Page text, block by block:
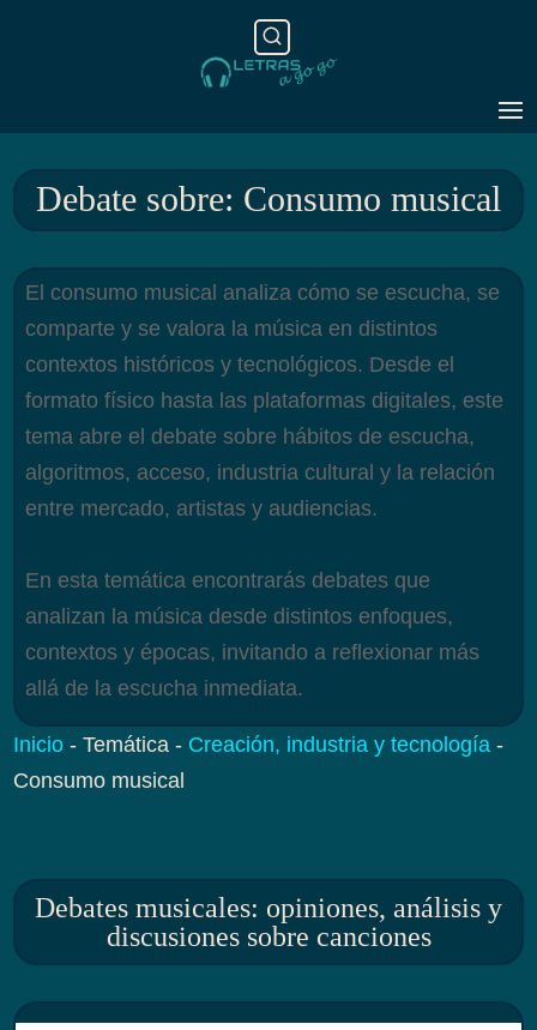
Debate sobre: Consumo musical
El consumo musical analiza cómo se escucha, se
comparte y se valora la música en distintos
contextos históricos y tecnológicos. Desde el
formato físico hasta las plataformas digitales, este
tema abre el debate sobre hábitos de escucha,
algoritmos, acceso, industria cultural y la relación
entre mercado, artistas y audiencias.
En esta temática encontrarás debates que
analizan la música desde distintos enfoques,
contextos y épocas, invitando a reflexionar más
allá de la escucha inmediata.
Inicio -Temática - Creación, industria y tecnología -
Consumo musical
Debates musicales: opiniones, análisis y
discusiones sobre canciones